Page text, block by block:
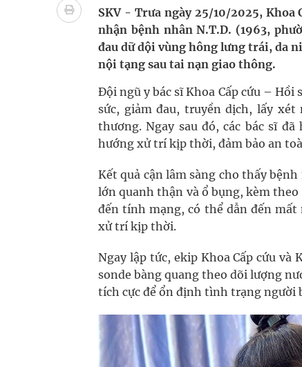
Xây dựng bản đồ mạng lưới cấp cứu ngoại viện
"Nền kinh tế bạc" có thể trở thành động lực
Quảng Trị: Phát huy vai trò của chính quyền
bảo vệ sức khỏe Nhân dân
Tổng hợp những cách trị thâm body nách,
SKV - Trưa ngày 25/10/2025, Khoa
nhận bệnh nhân N.T.D. (1963,
đau dữ dội vùng hông lưng trái, da
nội tạng sau tai nạn giao thông.
Đội ngũ y bác sĩ Khoa Cấp cứu –
sức, giảm đau, truyền dịch, lấy
thương. Ngay sau đó, các bác sĩ
hướng xử trí kịp thời, đảm bảo an
Kết quả cận lâm sàng cho thấy
lớn quanh thận và ổ bụng, kèm
đến tính mạng, có thể dẫn đến mất
xử trí kịp thời.
Ngay lập tức, ekip Khoa Cấp cứu
sonde bàng quang theo dõi lượng
tích cực để ổn định tình trạng người